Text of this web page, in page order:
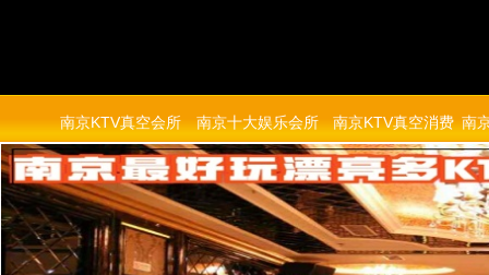
南京KTV真空会所 南京十大娱乐会所 南京KTV真空消费 南